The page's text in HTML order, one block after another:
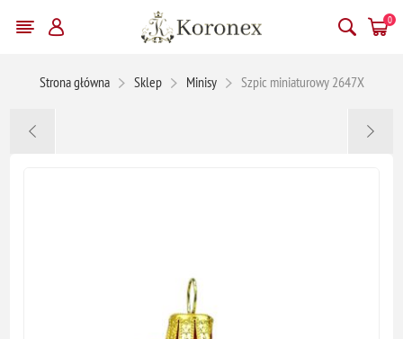
0
Strona główna Sklep Minisy Szpic miniaturowy 2647X